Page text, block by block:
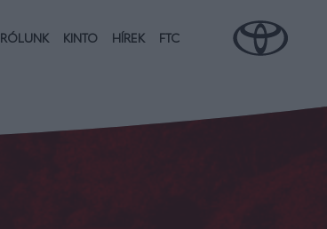
RÓLUNK KINTO HÍREK FTC